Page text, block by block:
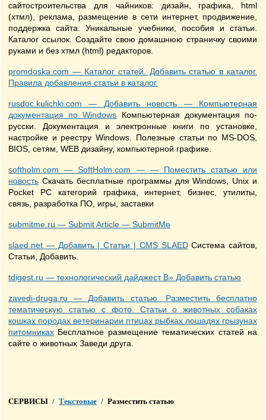
сайтостроительства для чайников: дизайн, графика, html
(хтмл), реклама, размещение в сети интернет, продвижение,
поддержка сайта. Уникальные учебники, пособия и статьи.
Каталог ссылок. Создайте свою домашнюю страничку своими
руками и без хтмл (html) редакторов.
promdoska.com — Каталог статей. Добавить статью в каталог.
Правила добавления статьи в каталог.
rusdoc.kulichki.com — Добавить новость — Компьютерная
документация по Windows Компьютерная документация по-
русски. Документация и электронные книги по установке,
настройке и реестру Windows. Полезные статьи по MS-DOS,
BIOS, сетям, WEB дизайну, компьютерной графике.
softholm.com — SoftHolm.com — — Поместить статью или
новость Скачать бесплатные программы для Windows, Unix и
Pocket PC категорий графика, интернет, бизнес, утилиты,
связь, разработка ПО, игры, заставки
submitme.ru — Submit Article — SubmitMe
slaed.net — Добавить | Статьи | CMS SLAEDСистема сайтов,
Статьи, Добавить.
tdigest.ru — технологический дайджест В» Добавить статью
zavedi-druga.ru — Добавить статью. Разместить бесплатно
тематическую статью с фото. Статьи о животных собаках
кошках породах ветеринарии птицах рыбках лошадях грызунах
питомниках Бесплатное размещение тематических статей на
сайте о животных Заведи друга.
СЕРВИСЫ / Текстовые / Разместить статью